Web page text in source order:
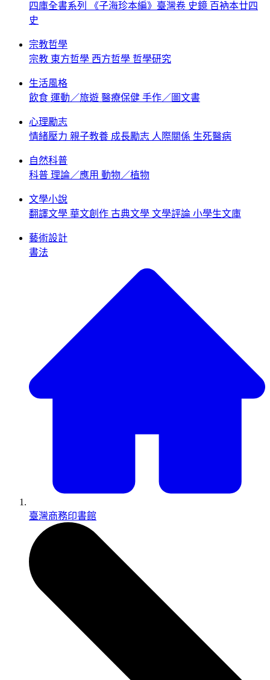
四庫全書系列
《子海珍本編》臺灣卷 史鏡 百衲本廿四
史
宗教哲學
宗教 東方哲學 西方哲學 哲學研究
生活風格
飲食 運動／旅遊 醫療保健 手作／圖文書
心理勵志
情緒壓力 親子教養 成長勵志 人際關係 生死醫病
自然科普
科普 理論／應用 動物／植物
文學小說
翻譯文學 華文創作 古典文學 文學評論 小學生文庫
藝術設計
書法
臺灣商務印書館